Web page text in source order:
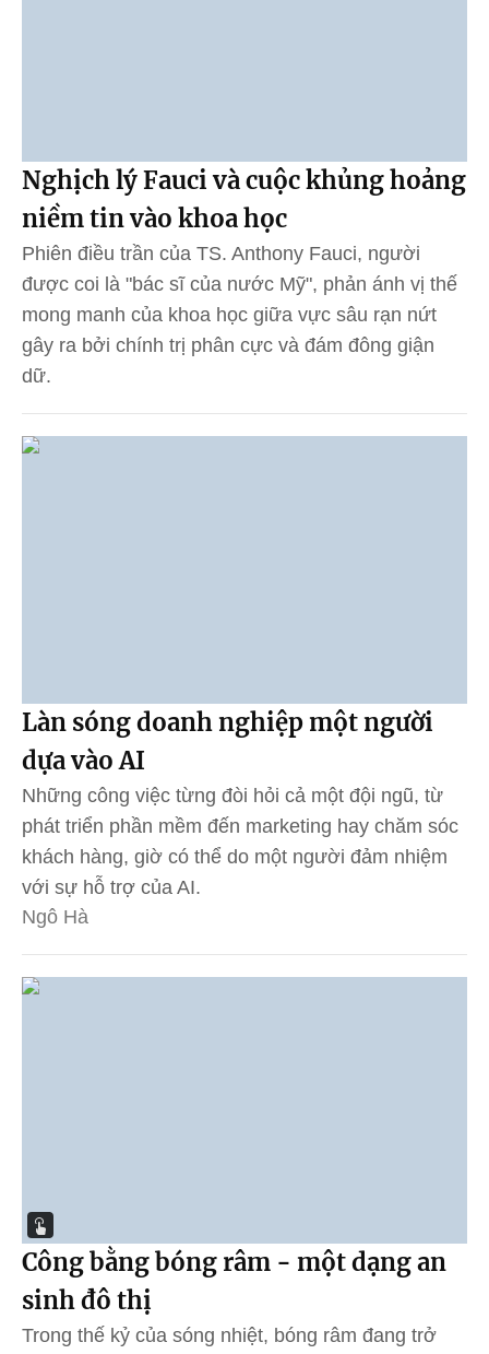
Nghịch lý Fauci và cuộc khủng hoảng
niềm tin vào khoa học
Phiên điều trần của TS. Anthony Fauci, người
được coi là "bác sĩ của nước Mỹ", phản ánh vị thế
mong manh của khoa học giữa vực sâu rạn nứt
gây ra bởi chính trị phân cực và đám đông giận
dữ.
Làn sóng doanh nghiệp một người
dựa vào AI
Những công việc từng đòi hỏi cả một đội ngũ, từ
phát triển phần mềm đến marketing hay chăm sóc
khách hàng, giờ có thể do một người đảm nhiệm
với sự hỗ trợ của AI.
Ngô Hà
Công bằng bóng râm - một dạng an
sinh đô thị
Trong thế kỷ của sóng nhiệt, bóng râm đang trở